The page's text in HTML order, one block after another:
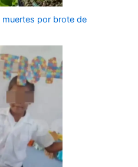
por brote de